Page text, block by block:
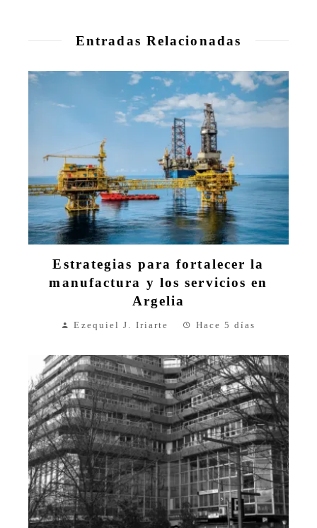
Entradas Relacionadas
Estrategias para fortalecer la
manufactura y los servicios en
Argelia
Ezequiel J. Iriarte Hace 5 días